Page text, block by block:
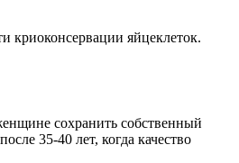
криоконсервации яйцеклеток.
сохранить собственный
35-40 лет, когда качество